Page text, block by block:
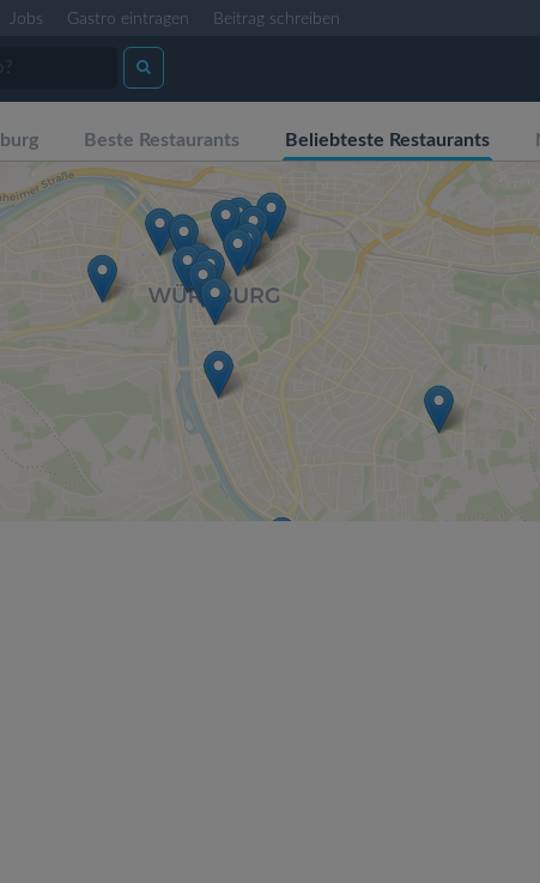
Jobs Gastro eintragen Beitrag schreiben
Beste Restaurants Beliebteste Restaurants